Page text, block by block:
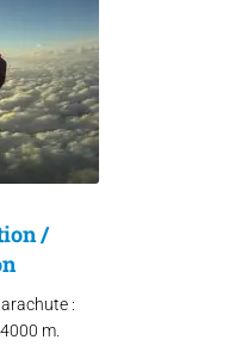
/
:
m.